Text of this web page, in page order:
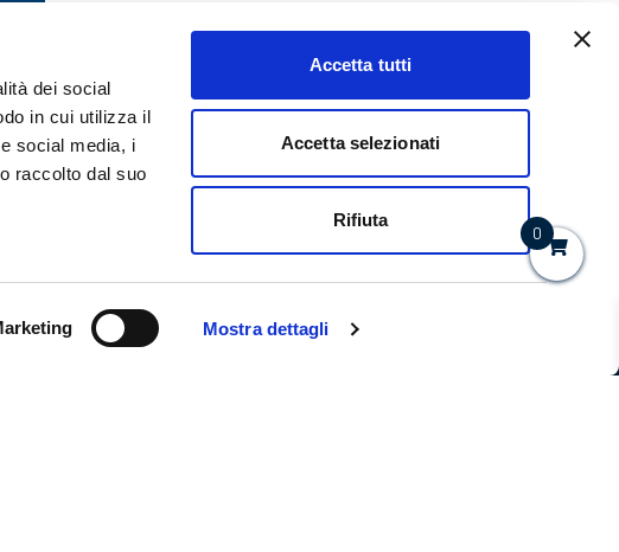
dei social
in cui utilizza il
social media, i
raccolto dal suo
Mostra dettagli
Accetta tutti
Accetta selezionati
Rifiuta
PUBBLICAZIONI
FAQ
0